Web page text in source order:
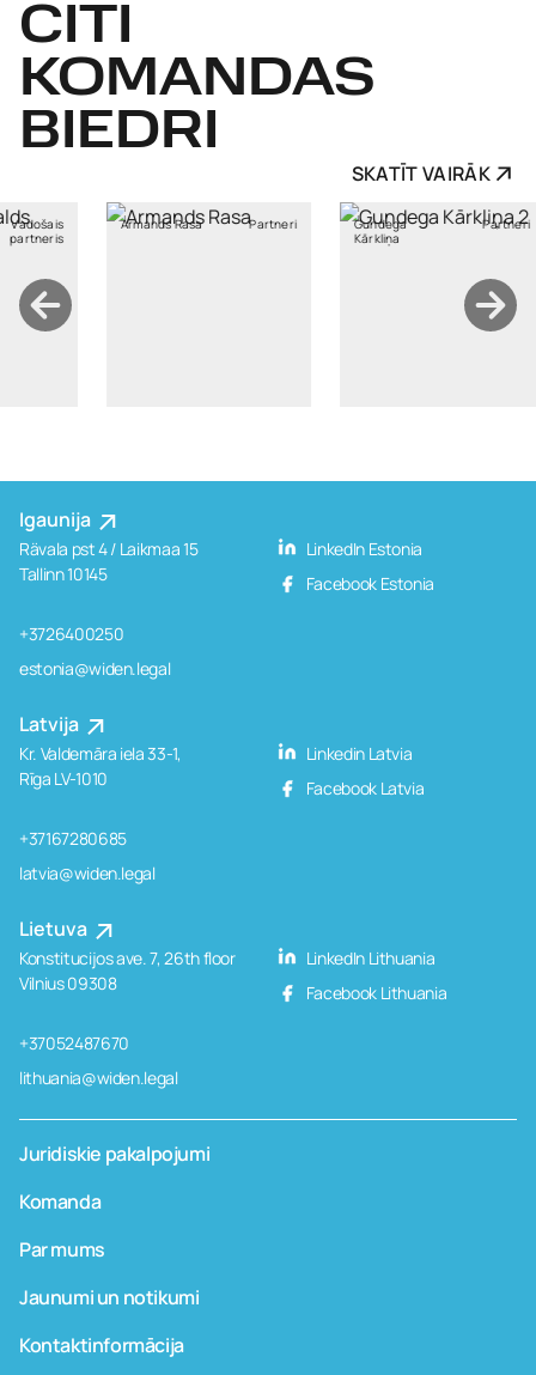
CITI
KOMANDAS
BIEDRI
SKATĪT VAIRĀK
Rasa Partneri
Gundega
Partneri
Liene
Igaunija
Rävala pst 4 / Laikmaa 15
Tallinn 10145
+3726400250
estonia@widen.legal
LinkedIn Estonia
Facebook Estonia
Latvija
Kr. Valdemāra iela 33-1,
Rīga LV-1010
+37167280685
latvia@widen.legal
Linkedin Latvia
Facebook Latvia
Lietuva
Konstitucijos ave. 7, 26th floor
Vilnius 09308
+37052487670
lithuania@widen.legal
LinkedIn Lithuania
Facebook Lithuania
Juridiskie pakalpojumi
Komanda
Par mums
Jaunumi un notikumi
Kontaktinformācija